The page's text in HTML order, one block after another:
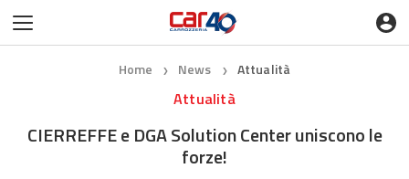
Home ❯ News ❯ Attualità
Attualità
CIERREFFE e DGA Solution Center uniscono le
forze!